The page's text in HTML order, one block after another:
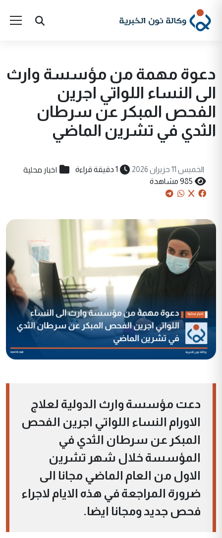
دعوة مهمة من مؤسسة وارث
الى النساء اللواتي اجرين
الفحص المبكر عن سرطان
الثدي في تشرين الماضي
الخميس 11 حزيران 2026 1 دقيقة قراءة اخبار محلية
985 مشاهدة
دعت مؤسسة وارث الدولية لعلاج
الاورام النساء اللواتي اجرين الفحص
المبكر عن سرطان الثدي في
المؤسسة خلال شهر تشرين
الاول من العام الماضي مجانا الى
ضرورة المراجعة في هذه الايام لاجراء
فحص جديد ومجانا ايضا.